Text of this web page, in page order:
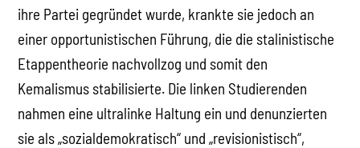
ihre Partei gegründet wurde, krankte sie jedoch an
einer opportunistischen Führung, die die stalinistische
Etappentheorie nachvollzog und somit den
Kemalismus stabilisierte. Die linken Studierenden
nahmen eine ultralinke Haltung ein und denunzierten
sie als „sozialdemokratisch“ und „revisionistisch“,